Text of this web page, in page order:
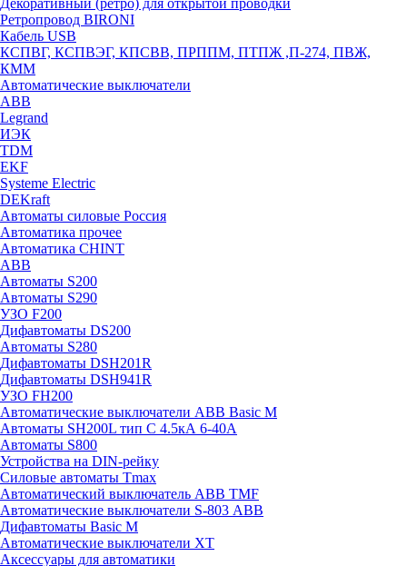
Декоративный (ретро) для открытой проводки
Ретропровод BIRONI
Кабель USB
КСПВГ, КСПВЭГ, КПСВВ, ПРППМ, ПТПЖ ,П-274, ПВЖ,
КММ
Автоматические выключатели
ABB
Legrand
ИЭК
TDM
EKF
Systeme Electric
DEKraft
Автоматы силовые Россия
Автоматика прочее
Автоматика CHINT
ABB
Автоматы S200
Автоматы S290
УЗО F200
Дифавтоматы DS200
Автоматы S280
Дифавтоматы DSH201R
Дифавтоматы DSH941R
УЗО FH200
Автоматические выключатели ABB Basic M
Автоматы SH200L тип С 4.5кА 6-40А
Автоматы S800
Устройства на DIN-рейку
Силовые автоматы Tmax
Автоматический выключатель ABB TMF
Автоматические выключатели S-803 АВВ
Дифавтоматы Basic M
Автоматические выключатели XT
Аксессуары для автоматики